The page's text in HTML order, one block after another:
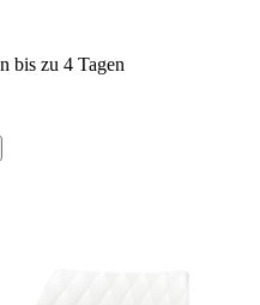
bis zu 4 Tagen